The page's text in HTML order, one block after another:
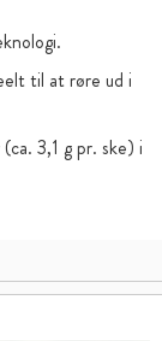
til at røre ud i
3,1 g pr. ske) i